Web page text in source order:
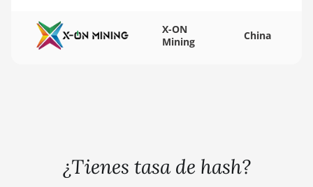
L11 Hyd. 2U (33Gh)
BITMAIN AntMiner
X-ON
Mining
China
¿Tienes tasa de hash?